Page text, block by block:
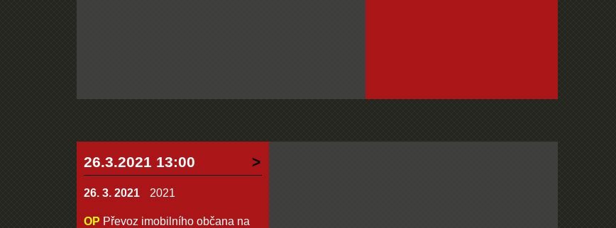
26.3.2021 13:00
26. 3. 2021 2021
OP Převoz imobilního občana na